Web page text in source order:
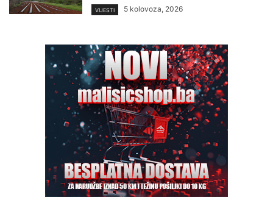
VIJESTI 5 kolovoza, 2026